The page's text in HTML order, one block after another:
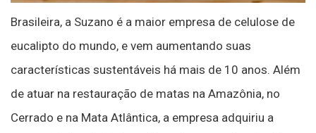
Brasileira, a Suzano é a maior empresa de celulose de
eucalipto do mundo, e vem aumentando suas
características sustentáveis há mais de 10 anos. Além
de atuar na restauração de matas na Amazônia, no
Cerrado e na Mata Atlântica, a empresa adquiriu a